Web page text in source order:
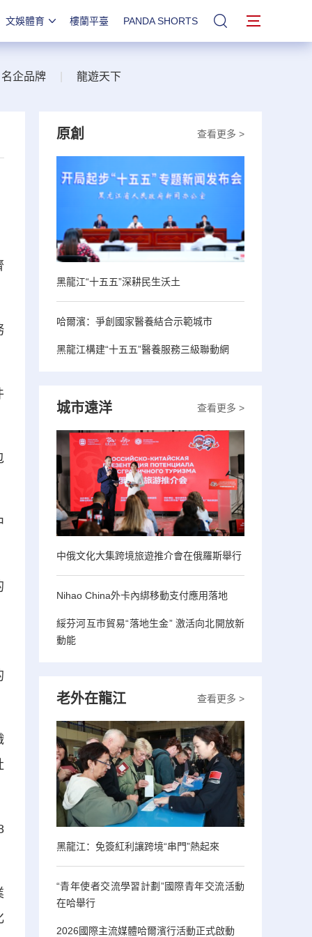
文娛體育 樓蘭平臺 PANDA SHORTS 站內搜索
名企品牌 龍遊天下
查看更多 >
原創
黑龍江“十五五”深耕民生沃土
哈爾濱：爭創國家醫養結合示範城市
黑龍江構建“十五五”醫養服務三級聯動網
查看更多 >
城市遠洋
中俄文化大集跨境旅遊推介會在俄羅斯舉行
Nihao China外卡內綁移動支付應用落地
綏芬河互市貿易“落地生金” 激活向北開放新
動能
查看更多 >
老外在龍江
黑龍江：免簽紅利讓跨境“串門”熱起來
“青年使者交流學習計劃”國際青年交流活動
在哈舉行
2026國際主流媒體哈爾濱行活動正式啟動